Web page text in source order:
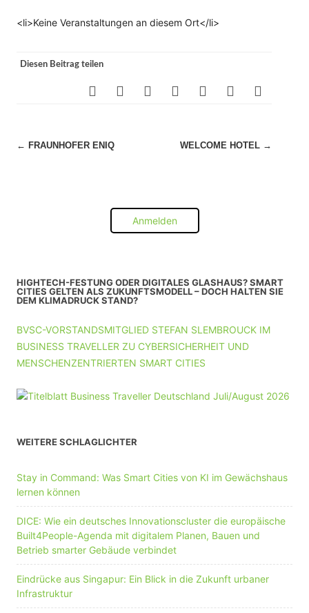
<li>Keine Veranstaltungen an diesem Ort</li>
Diesen Beitrag teilen
Beitragsnavigation
← FRAUNHOFER ENIQ WELCOME HOTEL →
Anmelden
HIGHTECH-FESTUNG ODER DIGITALES GLASHAUS? SMART
CITIES GELTEN ALS ZUKUNFTSMODELL – DOCH HALTEN SIE
DEM KLIMADRUCK STAND?
BVSC-VORSTANDSMITGLIED STEFAN SLEMBROUCK IM
BUSINESS TRAVELLER ZU CYBERSICHERHEIT UND
MENSCHENZENTRIERTEN SMART CITIES
WEITERE SCHLAGLICHTER
Stay in Command: Was Smart Cities von KI im Gewächshaus
lernen können
DICE: Wie ein deutsches Innovationscluster die europäische
Built4People-Agenda mit digitalem Planen, Bauen und
Betrieb smarter Gebäude verbindet
Eindrücke aus Singapur: Ein Blick in die Zukunft urbaner
Infrastruktur